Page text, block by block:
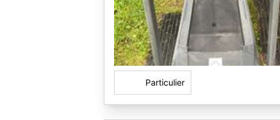
Particulier